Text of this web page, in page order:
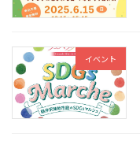
イベント